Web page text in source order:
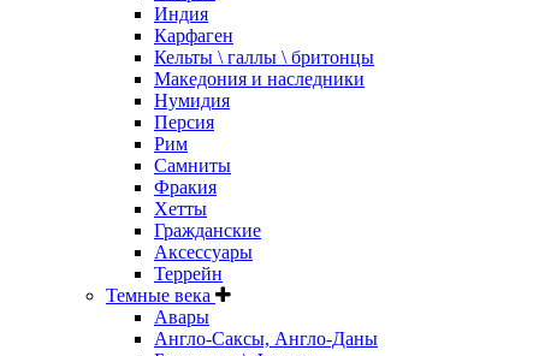
Индия
Карфаген
Кельты \ галлы \ бритонцы
Македония и наследники
Нумидия
Персия
Рим
Самниты
Фракия
Хетты
Гражданские
Аксессуары
Террейн
Темные века
Авары
Англо-Саксы, Англо-Даны